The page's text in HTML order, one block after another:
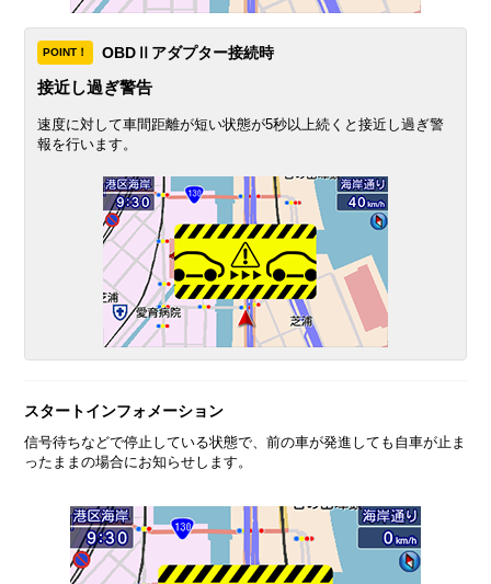
POINT！ OBDⅡアダプター接続時
接近し過ぎ警告
速度に対して車間距離が短い状態が5秒以上続くと接近し過ぎ警
報を行います。
スタートインフォメーション
信号待ちなどで停止している状態で、前の車が発進しても自車が止ま
ったままの場合にお知らせします。